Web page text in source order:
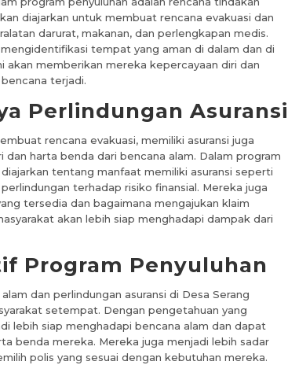
diajarkan untuk membuat rencana evakuasi dan
darurat, makanan, dan perlengkapan medis.
tempat yang aman di dalam dan di
akan memberikan mereka kepercayaan diri dan
terjadi.
Perlindungan Asuransi
rencana evakuasi, memiliki asuransi juga
harta benda dari bencana alam. Dalam program
tentang manfaat memiliki asuransi seperti
terhadap risiko finansial. Mereka juga
tersedia dan bagaimana mengajukan klaim
akan lebih siap menghadapi dampak dari
Program Penyuluhan
dan perlindungan asuransi di Desa Serang
setempat. Dengan pengetahuan yang
lebih siap menghadapi bencana alam dan dapat
benda mereka. Mereka juga menjadi lebih sadar
polis yang sesuai dengan kebutuhan mereka.